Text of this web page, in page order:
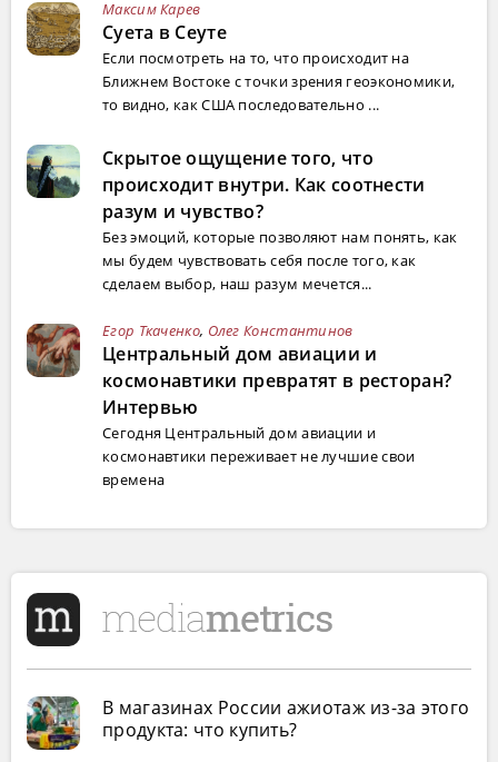
Максим Карев
Суета в Сеуте
Если посмотреть на то, что происходит на
Ближнем Востоке с точки зрения геоэкономики,
то видно, как США последовательно ...
Скрытое ощущение того, что
происходит внутри. Как соотнести
разум и чувство?
Без эмоций, которые позволяют нам понять, как
мы будем чувствовать себя после того, как
сделаем выбор, наш разум мечется...
Егор Ткаченко, Олег Константинов
Центральный дом авиации и
космонавтики превратят в ресторан?
Интервью
Сегодня Центральный дом авиации и
космонавтики переживает не лучшие свои
времена
В магазинах России ажиотаж из-за этого
продукта: что купить?